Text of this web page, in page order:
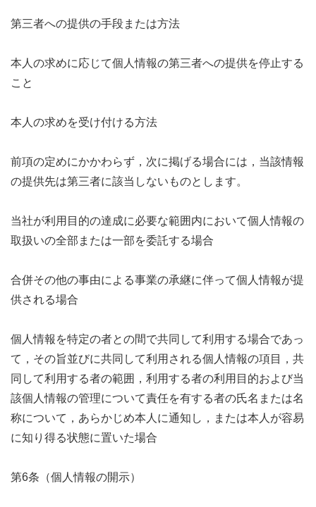
第三者への提供の手段または方法
本人の求めに応じて個人情報の第三者への提供を停止する
こと
本人の求めを受け付ける方法
前項の定めにかかわらず，次に掲げる場合には，当該情報
の提供先は第三者に該当しないものとします。
当社が利用目的の達成に必要な範囲内において個人情報の
取扱いの全部または一部を委託する場合
合併その他の事由による事業の承継に伴って個人情報が提
供される場合
個人情報を特定の者との間で共同して利用する場合であっ
て，その旨並びに共同して利用される個人情報の項目，共
同して利用する者の範囲，利用する者の利用目的および当
該個人情報の管理について責任を有する者の氏名または名
称について，あらかじめ本人に通知し，または本人が容易
に知り得る状態に置いた場合
第6条（個人情報の開示）